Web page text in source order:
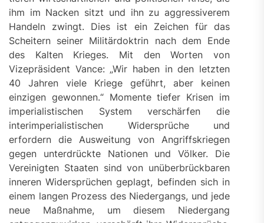
ihm im Nacken sitzt und ihn zu aggressiverem
Handeln zwingt. Dies ist ein Zeichen für das
Scheitern seiner Militärdoktrin nach dem Ende
des Kalten Krieges. Mit den Worten von
Vizepräsident Vance: „Wir haben in den letzten
40 Jahren viele Kriege geführt, aber keinen
einzigen gewonnen.“ Momente tiefer Krisen im
imperialistischen System verschärfen die
interimperialistischen Widersprüche und
erfordern die Ausweitung von Angriffskriegen
gegen unterdrückte Nationen und Völker. Die
Vereinigten Staaten sind von unüberbrückbaren
inneren Widersprüchen geplagt, befinden sich in
einem langen Prozess des Niedergangs, und jede
neue Maßnahme, um diesem Niedergang